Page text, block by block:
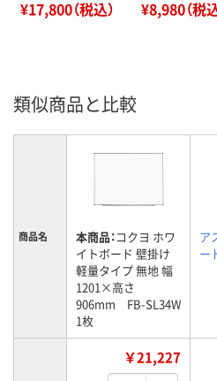
¥17,800（税込） ¥8,980（税
類似商品と比較
商品名 本商品：コクヨ ホワ
イトボード 壁掛け
軽量タイプ 無地 幅
1201×高さ
906mm FB-SL34W
1枚
ア
ー
￥21,227